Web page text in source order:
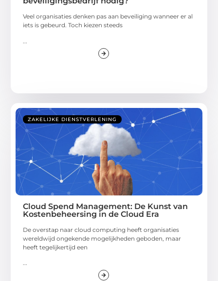
Veel organisaties denken pas aan beveiliging wanneer er al
iets is gebeurd. Toch kiezen steeds
ZAKELIJKE DIENSTVERLENING
Cloud Spend Management: De Kunst van
Kostenbeheersing in de Cloud Era
De overstap naar cloud computing heeft organisaties
wereldwijd ongekende mogelijkheden geboden, maar
heeft tegelijkertijd een
...